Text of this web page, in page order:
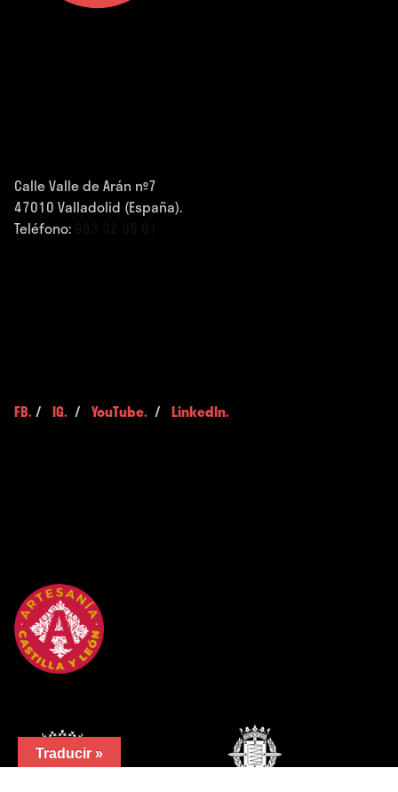
Calle Valle de Arán nº7
47010 Valladolid (España).
Teléfono:
FB. / IG. / YouTube. / LinkedIn.
Traducir »